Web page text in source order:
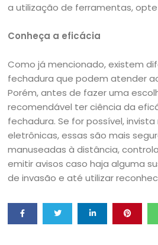
a utilização de ferramentas,
Conheça a eficácia
Como já mencionado, existem
fechadura que podem atender
Porém, antes de fazer uma
recomendável ter ciência da
fechadura. Se for possível,
eletrônicas, essas são mais
manuseadas à distância,
emitir avisos caso haja alguma
de invasão e até utilizar